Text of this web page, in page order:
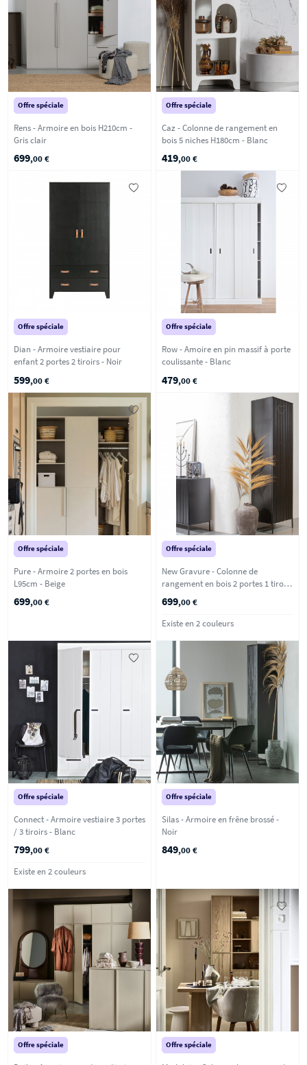
Offre spéciale
Rens - Armoire en bois H210cm -
Gris clair
699,00 €
Offre spéciale
Caz - Colonne de rangement en
bois 5 niches H180cm - Blanc
419,00 €
Offre spéciale
Dian - Armoire vestiaire pour
enfant 2 portes 2 tiroirs - Noir
599,00 €
Offre spéciale
Row - Amoire en pin massif à porte
coulissante - Blanc
479,00 €
Offre spéciale
Pure - Armoire 2 portes en bois
L95cm - Beige
699,00 €
Offre spéciale
New Gravure - Colonne de
rangement en bois 2 portes 1 tiroir
699,00 €
Existe en 2 couleurs
Offre spéciale
Connect - Armoire vestiaire 3 portes
/ 3 tiroirs - Blanc
799,00 €
Existe en 2 couleurs
Offre spéciale
Silas - Armoire en frêne brossé -
Noir
849,00 €
Offre spéciale Offre spéciale